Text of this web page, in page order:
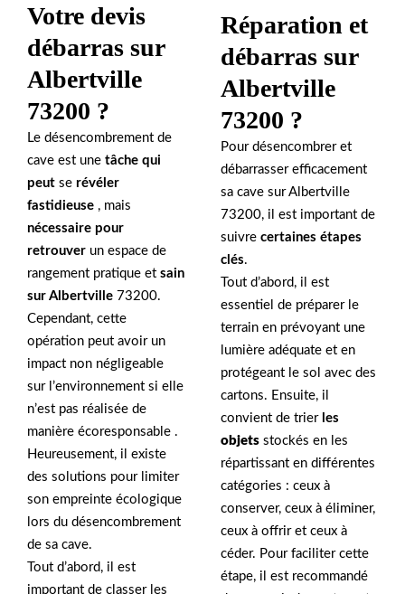
Votre devis
débarras sur
Albertville
73200 ?
Le désencombrement de
cave est une tâche qui
peut se révéler
fastidieuse , mais
nécessaire pour
retrouver un espace de
rangement pratique et sain
sur Albertville 73200.
Cependant, cette
opération peut avoir un
impact non négligeable
sur l’environnement si elle
n’est pas réalisée de
manière écoresponsable .
Heureusement, il existe
des solutions pour limiter
son empreinte écologique
lors du désencombrement
de sa cave.
Tout d’abord, il est
important de classer les
Réparation et
débarras sur
Albertville
73200 ?
Pour désencombrer et
débarrasser efficacement
sa cave sur Albertville
73200, il est important de
suivre certaines étapes
clés.
Tout d’abord, il est
essentiel de préparer le
terrain en prévoyant une
lumière adéquate et en
protégeant le sol avec des
cartons. Ensuite, il
convient de trier les
objets stockés en les
répartissant en différentes
catégories : ceux à
conserver, ceux à éliminer,
ceux à offrir et ceux à
céder. Pour faciliter cette
étape, il est recommandé